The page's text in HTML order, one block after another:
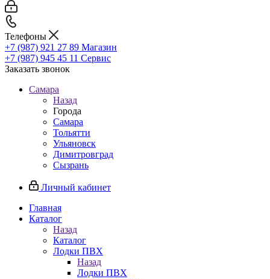
Телефоны
+7 (987) 921 27 89 Магазин
+7 (987) 945 45 11 Сервис
Заказать звонок
Самара
Назад
Города
Самара
Тольятти
Ульяновск
Димитровград
Сызрань
Личный кабинет
Главная
Каталог
Назад
Каталог
Лодки ПВХ
Назад
Лодки ПВХ